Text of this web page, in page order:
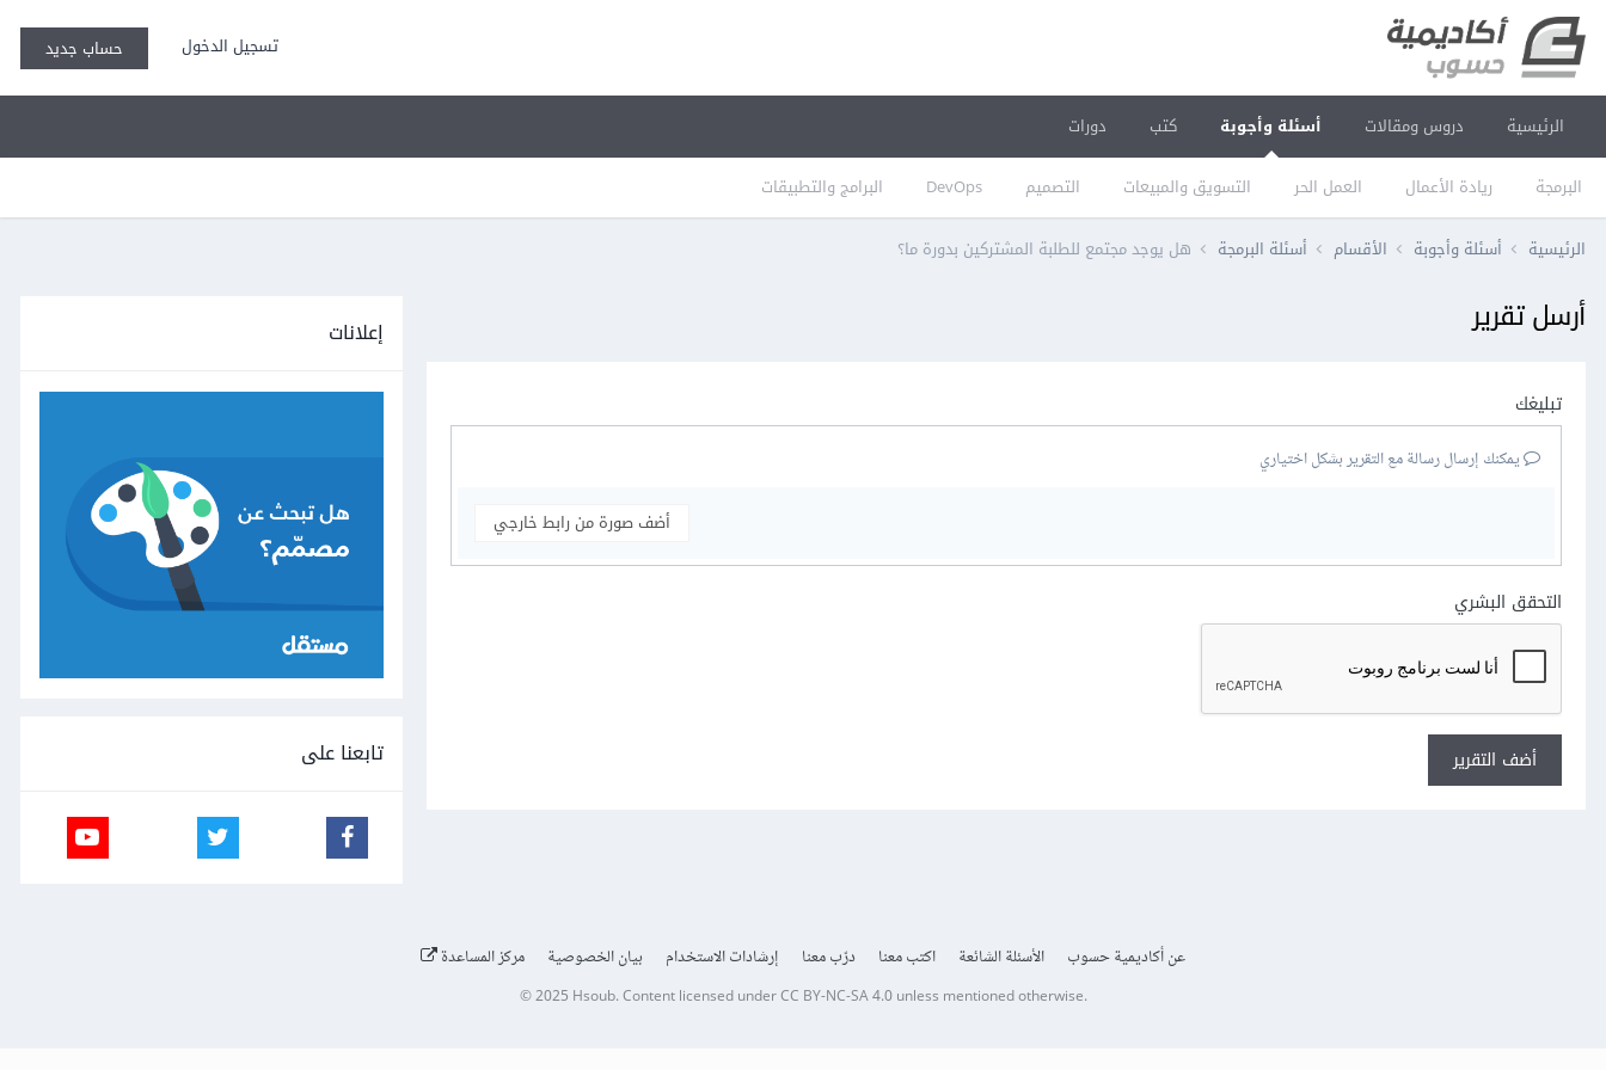
تسجيل الدخول حساب جديد
الرئيسية دروس ومقالات أسئلة وأجوبة
البرمجة ريادة الأعمال العمل الحر التسويق والمبيعات التصميم DevOps البرامج والتطبيقات
كتب دورات
الرئيسية أسئلة وأجوبة الأقسام أسئلة البرمجة هل يوجد مجتمع للطلبة المشتركين بدورة ما؟
أرسل تقرير
تبليغك
يمكنك إرسال رسالة مع التقرير بشكل اختياري
أضف صورة من رابط خارجي
التحقق البشري
أضف التقرير
إعلانات
تابعنا على
عن أكاديمية حسوب الأسئلة الشائعة اكتب معنا درّب معنا إرشادات الاستخدام بيان الخصوصية مركز المساعدة
© 2025 Hsoub.Content licensed underCC BY-NC-SA 4.0unless mentioned otherwise.